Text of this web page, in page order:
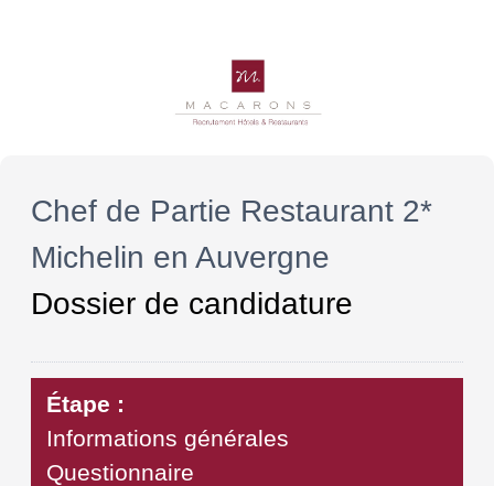
Chef de Partie Restaurant 2*
Michelin en Auvergne
Dossier de candidature
Étape :
Informations générales
Questionnaire